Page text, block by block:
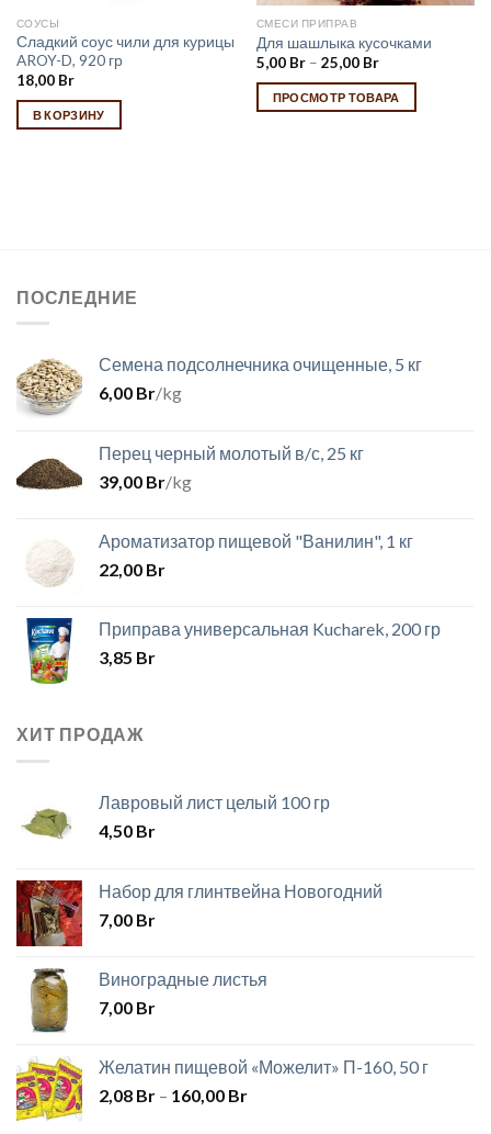
СОУСЫ
Сладкий соус чили для курицы
AROY-D, 920 гр
18,00 Br
В КОРЗИНУ
СМЕСИ ПРИПРАВ
Для шашлыка кусочками
5,00 Br– 25,00 Br
ПРОСМОТР ТОВАРА
ПОСЛЕДНИЕ
Семена подсолнечника очищенные, 5 кг
6,00 Br/kg
Перец черный молотый в/с, 25 кг
39,00 Br/kg
Ароматизатор пищевой "Ванилин", 1 кг
22,00 Br
Приправа универсальная Kucharek, 200 гр
3,85 Br
ХИТ ПРОДАЖ
Лавровый лист целый 100 гр
4,50 Br
Набор для глинтвейна Новогодний
7,00 Br
Виноградные листья
7,00 Br
Желатин пищевой «Можелит» П-160, 50 г
2,08 Br – 160,00 Br